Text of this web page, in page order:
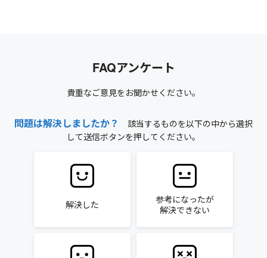
FAQアンケート
貴重なご意見をお聞かせください。
問題は解決しましたか？
該当するものを以下の中から選択
して送信ボタンを押してください。
解決した
参考になったが
解決できない